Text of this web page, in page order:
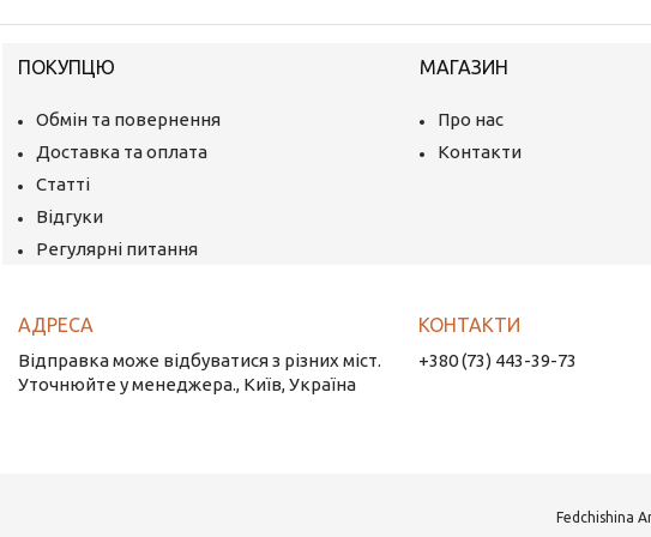
ПОКУПЦЮ
Обмін та повернення
Доставка та оплата
Статті
Відгуки
Регулярні питання
МАГАЗИН
Про нас
Контакти
Відправка може відбуватися з різних міст.
Уточнюйте у менеджера., Київ, Україна
+380 (73) 443-39-73